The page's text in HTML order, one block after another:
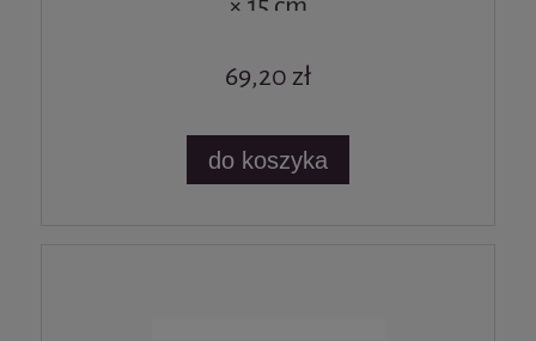
69,20 zł
do koszyka